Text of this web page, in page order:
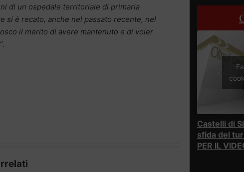
di un ospedale territoriale di primaria
si è recato, anche nel passato recente, nel
il merito di avere mantenuto e di voler
“.
Castelli di
sfida del
PER IL